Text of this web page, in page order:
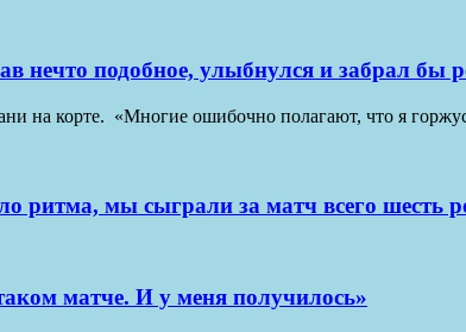
нечто подобное, улыбнулся и забрал бы
на корте. «Многие ошибочно полагают, что я
ритма, мы сыграли за матч всего шесть
матче. И у меня получилось»